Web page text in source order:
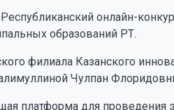
онлайн-
образований РТ.
филиала Казанского
Чулпан
платформа для проведения